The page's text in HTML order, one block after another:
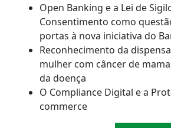
Open Banking e a Lei de
Consentimento como
portas à nova iniciativa do
Reconhecimento da
mulher com câncer de
da doença
O Compliance Digital e a
commerce